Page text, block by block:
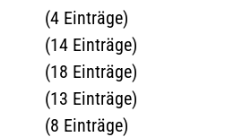
(4 Einträge)
(14 Einträge)
(18 Einträge)
(13 Einträge)
(8 Einträge)